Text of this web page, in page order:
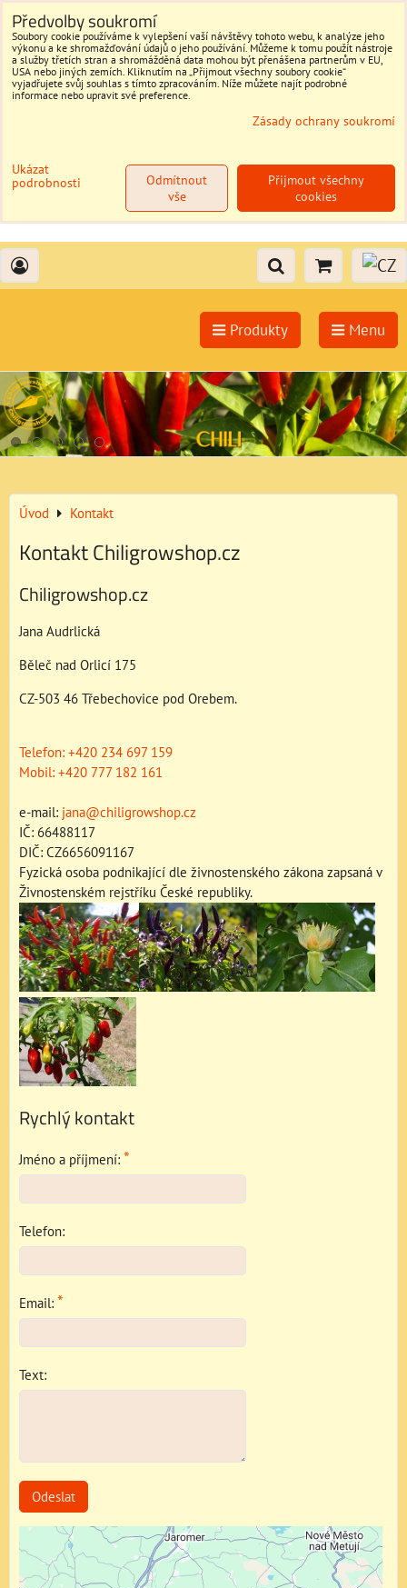
Produkty Menu
Úvod Kontakt
Kontakt Chiligrowshop.cz
Chiligrowshop.cz
Jana Audrlická
Běleč nad Orlicí 175
CZ-503 46 Třebechovice pod Orebem.
Telefon: +420 234 697 159
Mobil: +420 777 182 161
e-mail: jana@chiligrowshop.cz
IČ: 66488117
DIČ: CZ6656091167
Fyzická osoba podnikající dle živnostenského zákona zapsaná v
Živnostenském rejstříku České republiky.
Rychlý kontakt
Jméno a příjmení: *
Telefon:
Email: *
Text:
Odeslat
Předvolby soukromí
Soubory cookie používáme k vylepšení vaší návštěvy tohoto webu, k analýze jeho
výkonu a ke shromažďování údajů o jeho používání. Můžeme k tomu použít nástroje
a služby třetích stran a shromážděná data mohou být přenášena partnerům v EU,
USA nebo jiných zemích. Kliknutím na „Přijmout všechny soubory cookie“
vyjadřujete svůj souhlas s tímto zpracováním. Níže můžete najít podrobné
informace nebo upravit své preference.
Zásady ochrany soukromí
Ukázat
podrobnosti
Přijmout všechny
cookies
Odmítnout
vše